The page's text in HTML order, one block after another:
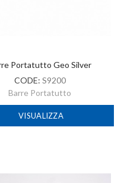
Portatutto Geo Silver
CODE: S9200
Barre Portatutto
VISUALIZZA